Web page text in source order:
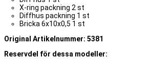
X-ring packning 2 st
Diffhus packning 1 st
Bricka 6x10x0,5 1 st
Original Artikelnummer: 5381
Reservdel för dessa modeller: